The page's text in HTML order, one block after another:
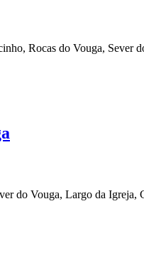
Rocas do Vouga, Sever
do Vouga, Largo da